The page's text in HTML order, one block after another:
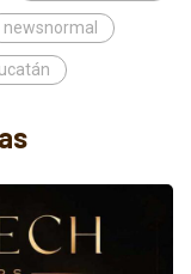
newsnormal